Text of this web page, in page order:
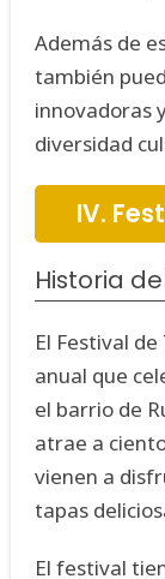
Además de
también
innovadoras
diversidad
IV.
Historia
El Festival
anual que
el barrio de
atrae a
vienen a
tapas
El festival